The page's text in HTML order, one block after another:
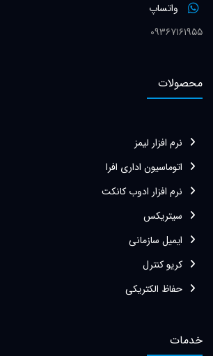
واتساپ
۰۹۳۶۷۱۶۱۹۵۵
محصولات
نرم افزار لیمز
اتوماسیون اداری افرا
نرم افزار ادوب کانکت
سیتریکس
ایمیل سازمانی
کریو کنترل
حفاظ الکتریکی
خدمات